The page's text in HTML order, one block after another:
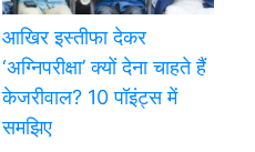
आखिर इस्तीफा देकर
‘अग्निपरीक्षा’ क्यों देना चाहते हैं
केजरीवाल? 10 पॉइंट्स में
समझिए